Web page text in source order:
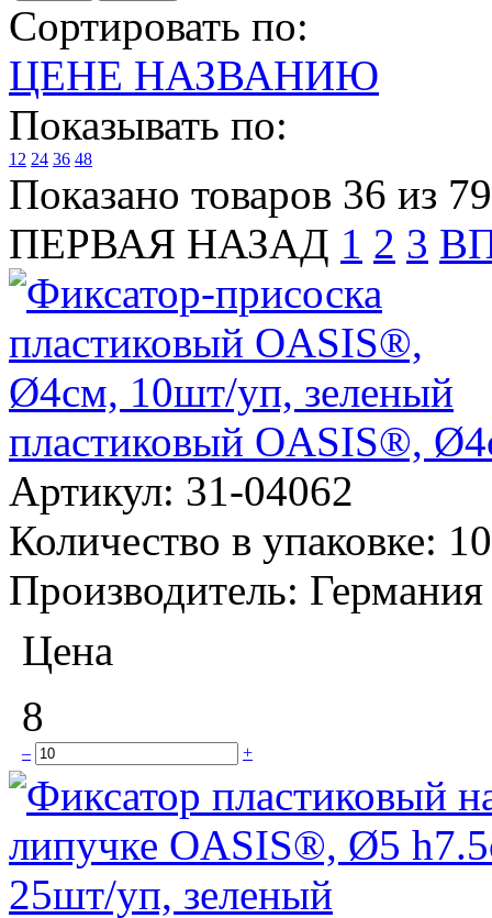
Сортировать по:
ЦЕНЕ НАЗВАНИЮ
Показывать по:
12 24 36 48
Показано товаров 36 из 79
ПЕРВАЯ НАЗАД 1 2 3
пластиковый OASIS®,
Артикул: 31-04062
Количество в упаковке: 10
Производитель: Германия
Цена
8
– +